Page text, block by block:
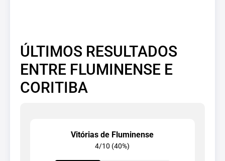
ÚLTIMOS RESULTADOS
ENTRE FLUMINENSE E
CORITIBA
Vitórias de Fluminense
4/10 (40%)